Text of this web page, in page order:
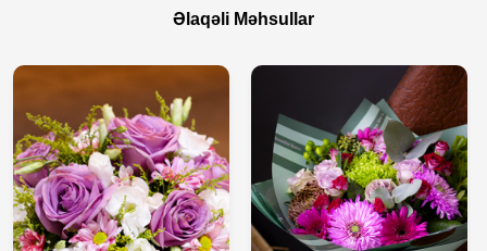
Əlaqəli Məhsullar